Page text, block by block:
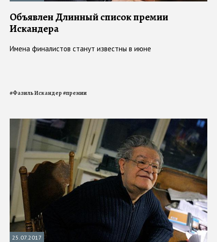
Объявлен Длинный список премии
Искандера
Имена финалистов станут известны в июне
#Фазиль Искандер#премии
25.07.2017